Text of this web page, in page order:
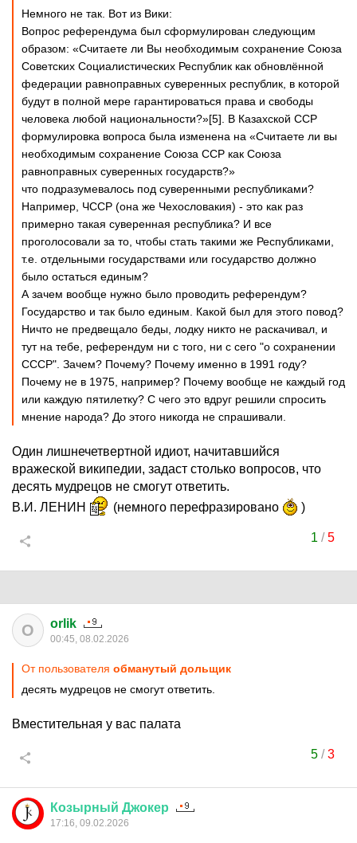
Немного не так. Вот из Вики:
Вопрос референдума был сформулирован следующим
образом: «Считаете ли Вы необходимым сохранение Союза
Советских Социалистических Республик как обновлённой
федерации равноправных суверенных республик, в которой
будут в полной мере гарантироваться права и свободы
человека любой национальности?»[5]. В Казахской ССР
формулировка вопроса была изменена на «Считаете ли вы
необходимым сохранение Союза ССР как Союза
равноправных суверенных государств?»
что подразумевалось под суверенными республиками?
Например, ЧССР (она же Чехословакия) - это как раз
примерно такая суверенная республика? И все
проголосовали за то, чтобы стать такими же Республиками,
т.е. отдельными государствами или государство должно
было остаться единым?
А зачем вообще нужно было проводить референдум?
Государство и так было единым. Какой был для этого повод?
Ничто не предвещало беды, лодку никто не раскачивал, и
тут на тебе, референдум ни с того, ни с сего "о сохранении
СССР". Зачем? Почему? Почему именно в 1991 году?
Почему не в 1975, например? Почему вообще не каждый год
или каждую пятилетку? С чего это вдруг решили спросить
мнение народа? До этого никогда не спрашивали.
Один лишнечетвертной идиот, начитавшийся
вражеской википедии, задаст столько вопросов, что
десять мудрецов не смогут ответить.
В.И. ЛЕНИН
(немного перефразировано )
1 /5
O orlik
00:45, 08.02.2026
От пользователя обманутый дольщик
десять мудрецов не смогут ответить.
Вместительная у вас палата
5/3
Козырный Джокер
17:16, 09.02.2026